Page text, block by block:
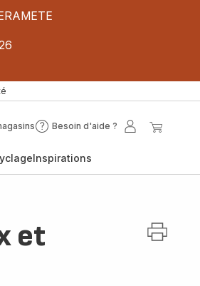
Besoin d'aide ?
Besoin
?
Mon
Inspirations
et